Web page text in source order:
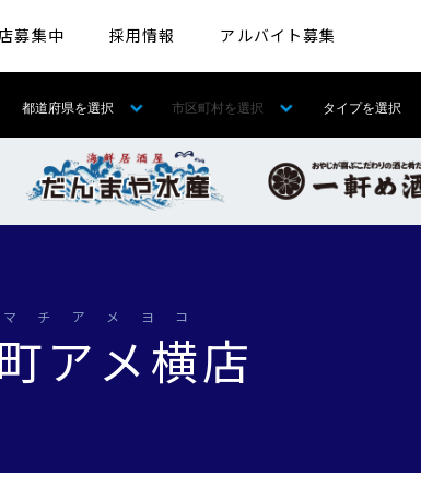
募集中 採用情報 アルバイト募集
アメ横
チアメヨコ
店